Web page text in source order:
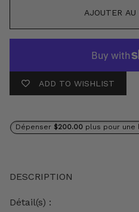
AJOUTER AU
ADD TO WISHLIST
Dépenser $200.00 plus pour une
DESCRIPTION
Détail(s) :